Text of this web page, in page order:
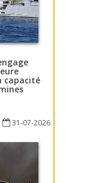
capacité
31-07-2026